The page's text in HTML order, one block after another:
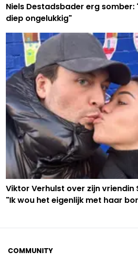
Niels Destadsbader erg
diep ongelukkig"
Viktor Verhulst over zijn vriendin
"Ik wou het eigenlijk met haar
COMMUNITY